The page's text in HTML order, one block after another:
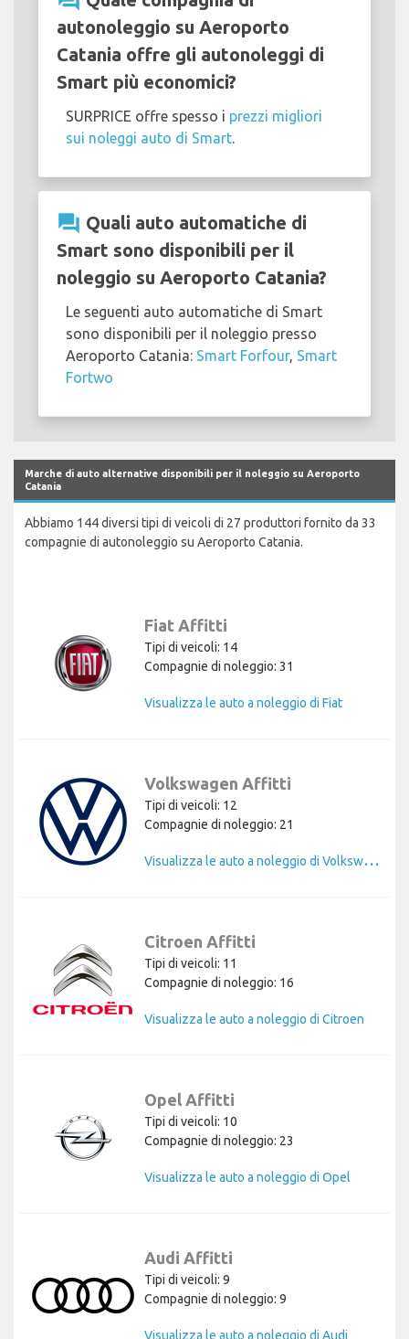
autonoleggio su Aeroporto
Catania offre gli autonoleggi di
Smart più economici?
SURPRICE offre spesso i prezzi migliori
sui noleggi auto di Smart
question_answer Quali auto automatiche di
Smart sono disponibili per il
noleggio su Aeroporto Catania?
Le seguenti auto automatiche di Smart
sono disponibili per il noleggio presso
Aeroporto Catania: Smart Forfour, Smart
Fortwo
Marche di auto alternative disponibili per il noleggio su Aeroporto
Catania
Abbiamo 144 diversi tipi di veicoli di 27 produttori fornito da 33
compagnie di autonoleggio su Aeroporto Catania.
Fiat Affitti
Tipi di veicoli: 14
Compagnie di noleggio: 31
Visualizza le auto a noleggio di Fiat
Volkswagen Affitti
Tipi di veicoli: 12
Compagnie di noleggio: 21
V
isualizza le auto a noleggio di Volkswagen
Citroen Affitti
Tipi di veicoli: 11
Compagnie di noleggio: 16
Visualizza le auto a noleggio di Citroen
Opel Affitti
Tipi di veicoli: 10
Compagnie di noleggio: 23
Visualizza le auto a noleggio di Opel
Audi Affitti
Tipi di veicoli: 9
Compagnie di noleggio: 9
Visualizza le auto a noleggio di Audi